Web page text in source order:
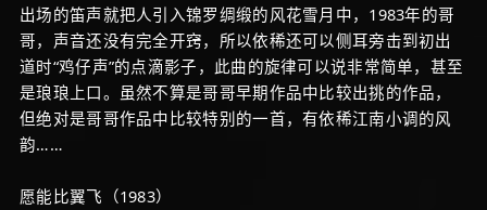
出场的笛声就把人引入锦罗绸缎的风花雪月中，1983年的哥
哥，声音还没有完全开窍，所以依稀还可以侧耳旁击到初出
道时“鸡仔声”的点滴影子，此曲的旋律可以说非常简单，甚至
是琅琅上口。虽然不算是哥哥早期作品中比较出挑的作品，
但绝对是哥哥作品中比较特别的一首，有依稀江南小调的风
韵……
愿能比翼飞（1983）